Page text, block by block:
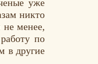
уже
никто
менее,
по
в другие